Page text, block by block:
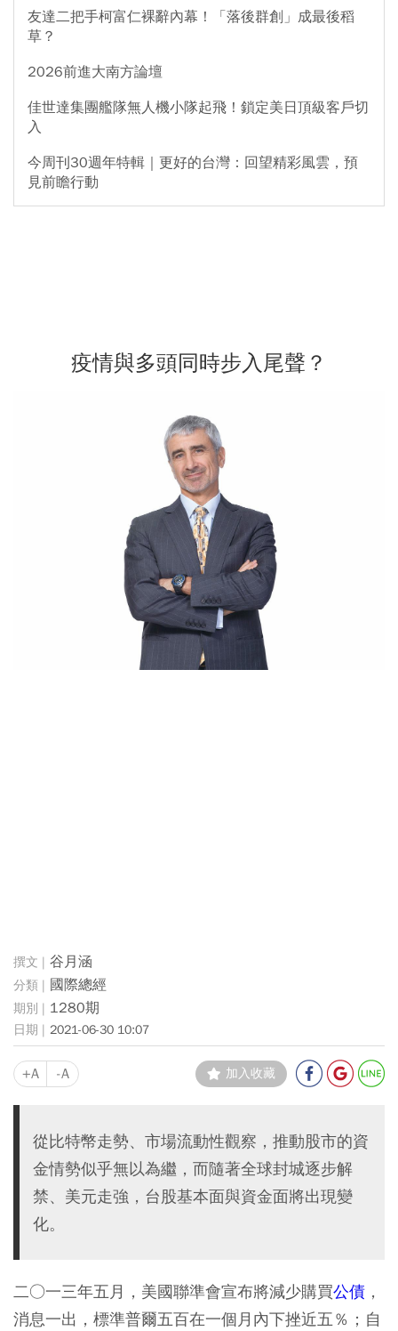
友達二把手柯富仁裸辭內幕！「落後群創」成最後稻
草？
2026前進大南方論壇
佳世達集團艦隊無人機小隊起飛！鎖定美日頂級客戶切
入
今周刊30週年特輯｜更好的台灣：回望精彩風雲，預
見前瞻行動
疫情與多頭同時步入尾聲？
谷月涵
國際總經
1280期
2021-06-30 10:07
+A -A 加入收藏
從比特幣走勢、市場流動性觀察，推動股市的資
金情勢似乎無以為繼，而隨著全球封城逐步解
禁、美元走強，台股基本面與資金面將出現變
化。
二○一三年五月，美國聯準會宣布將減少購買公債 ，
消息一出，標準普爾五百在一個月內下挫近五％；自